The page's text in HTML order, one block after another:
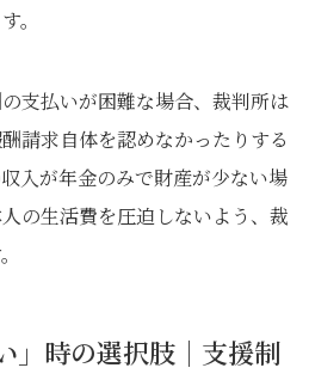
。
支払いが困難な場合、裁判所は
請求自体を認めなかったりする
入が年金のみで財産が少ない場
の生活費を圧迫しないよう、裁
」時の選択肢｜支援制